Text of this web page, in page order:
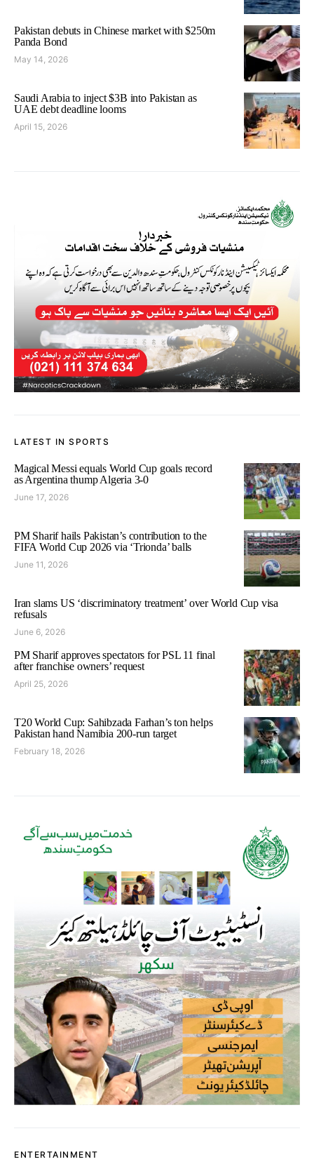
Pakistan debuts in Chinese market with $250m
Panda Bond
May 14, 2026
Saudi Arabia to inject $3B into Pakistan as
UAE debt deadline looms
April 15, 2026
LATEST IN SPORTS
Magical Messi equals World Cup goals record
as Argentina thump Algeria 3-0
June 17, 2026
PM Sharif hails Pakistan’s contribution to the
FIFA World Cup 2026 via ‘Trionda’ balls
June 11, 2026
Iran slams US ‘discriminatory treatment’ over World Cup visa
refusals
June 6, 2026
PM Sharif approves spectators for PSL 11 final
after franchise owners’ request
April 25, 2026
T20 World Cup: Sahibzada Farhan’s ton helps
Pakistan hand Namibia 200-run target
February 18, 2026
ENTERTAINMENT